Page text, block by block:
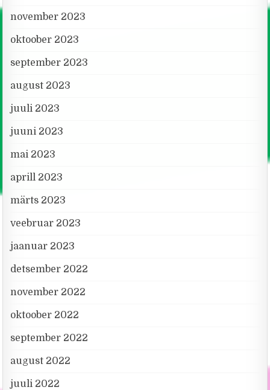
november 2023
oktoober 2023
september 2023
august 2023
juuli 2023
juuni 2023
mai 2023
aprill 2023
märts 2023
veebruar 2023
jaanuar 2023
detsember 2022
november 2022
oktoober 2022
september 2022
august 2022
juuli 2022